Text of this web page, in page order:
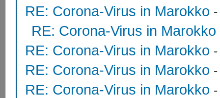
RE: Corona-Virus in Marokko
RE: Corona-Virus in Marokko
RE: Corona-Virus in Marokko
RE: Corona-Virus in Marokko
RE: Corona-Virus in Marokko